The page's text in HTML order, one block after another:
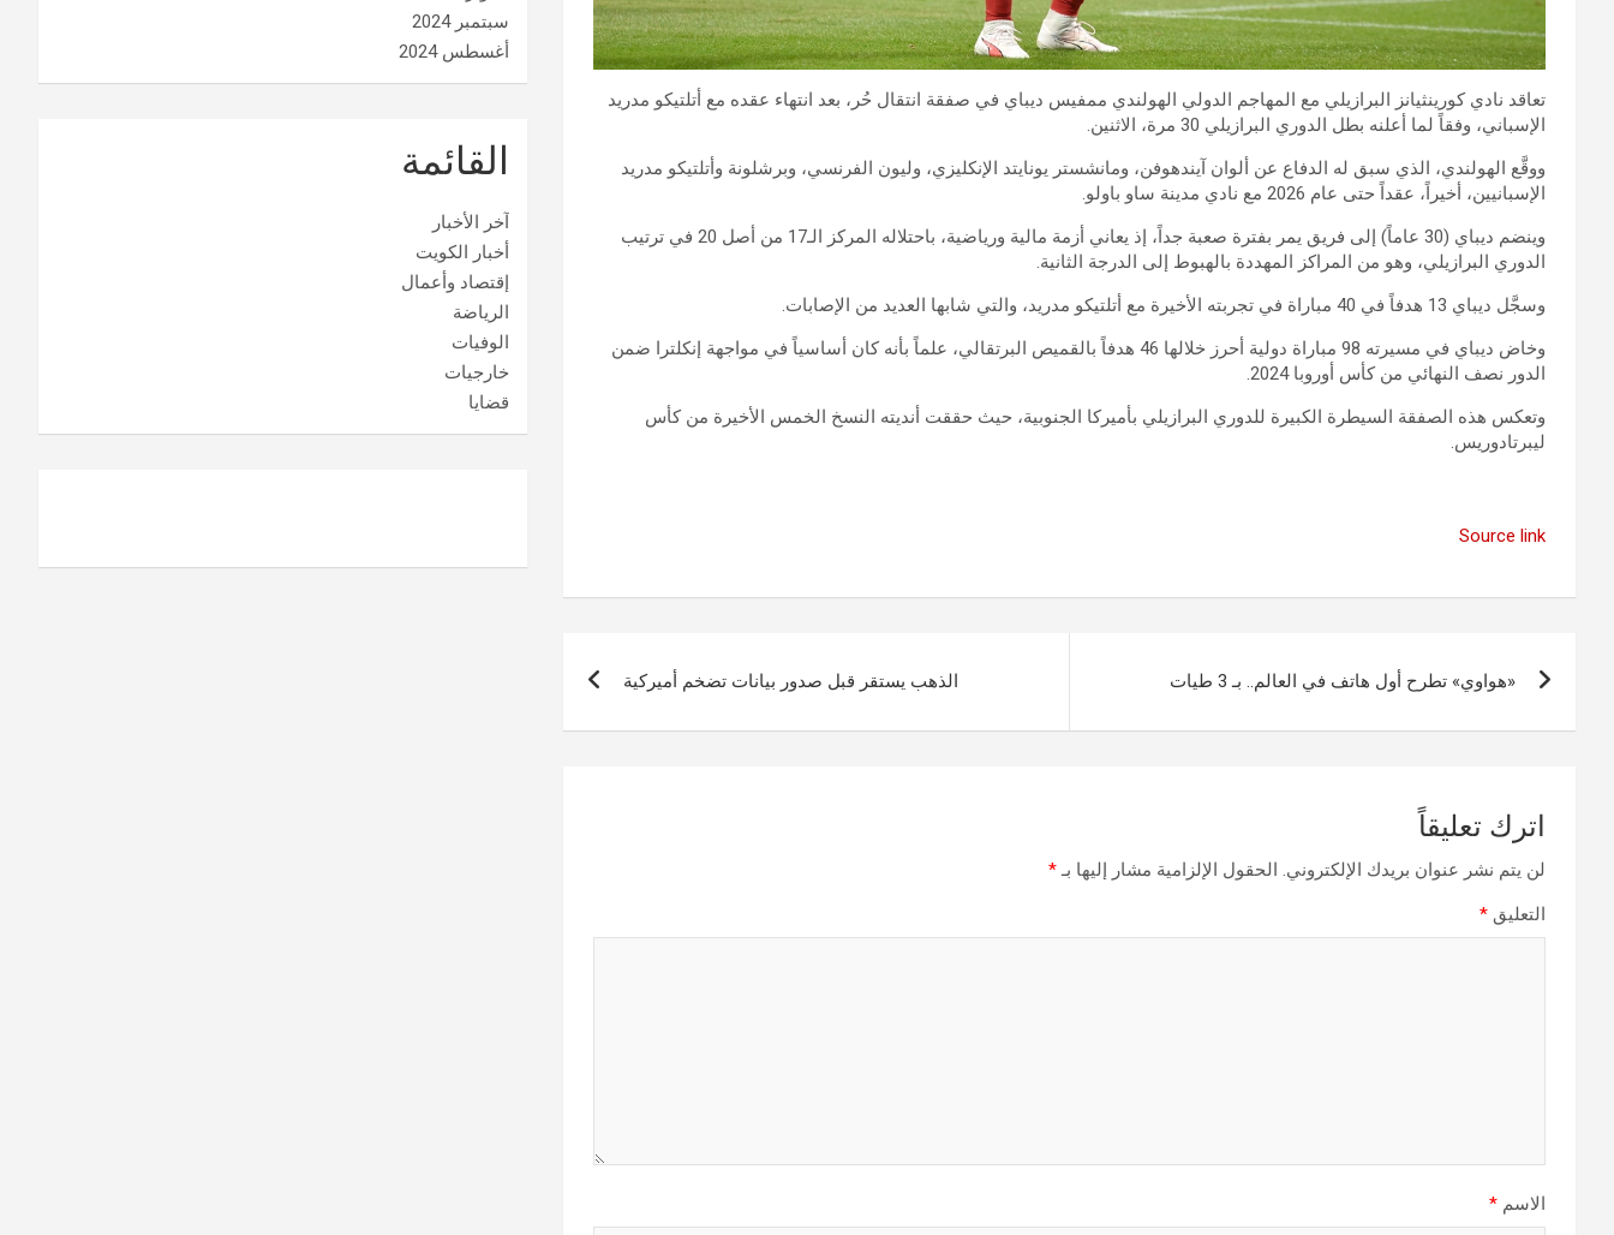
تعاقد نادي كورينثيانز البرازيلي مع المهاجم الدولي الهولندي ممفيس ديباي في صفقة انتقال حُر، بعد انتهاء عقده مع أتلتيكو مدريد
الإسباني، وفقاً لما أعلنه بطل الدوري البرازيلي 30 مرة، الاثنين.
ووقَّع الهولندي، الذي سبق له الدفاع عن ألوان آيندهوفن، ومانشستر يونايتد الإنكليزي، وليون الفرنسي، وبرشلونة وأتلتيكو مدريد
الإسبانيين، أخيراً، عقداً حتى عام 2026 مع نادي مدينة ساو باولو.
وينضم ديباي (30 عاماً) إلى فريق يمر بفترة صعبة جداً، إذ يعاني أزمة مالية ورياضية، باحتلاله المركز الـ17 من أصل 20 في ترتيب
الدوري البرازيلي، وهو من المراكز المهددة بالهبوط إلى الدرجة الثانية.
وسجَّل ديباي 13 هدفاً في 40 مباراة في تجربته الأخيرة مع أتلتيكو مدريد، والتي شابها العديد من الإصابات.
وخاض ديباي في مسيرته 98 مباراة دولية أحرز خلالها 46 هدفاً بالقميص البرتقالي، علماً بأنه كان أساسياً في مواجهة إنكلترا ضمن
الدور نصف النهائي من كأس أوروبا 2024.
وتعكس هذه الصفقة السيطرة الكبيرة للدوري البرازيلي بأميركا الجنوبية، حيث حققت أنديته النسخ الخمس الأخيرة من كأس
ليبرتادوريس.
Source link
المقالات
«هواوي» تطرح أول هاتف في العالم.. بـ 3 طيات الذهب يستقر قبل صدور بيانات تضخم أميركية
اترك تعليقاً
لن يتم نشر عنوان بريدك الإلكتروني. الحقول الإلزامية مشار إليها بـ*
التعليق *
الاسم *
سبتمبر 2024
أغسطس 2024
القائمة
آخر الأخبار
أخبار الكويت
إقتصاد وأعمال
الرياضة
الوفيات
خارجيات
قضايا